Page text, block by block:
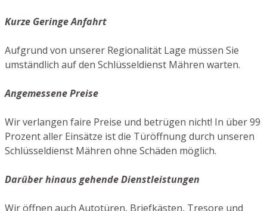
Kurze Geringe Anfahrt
Aufgrund von unserer Regionalität Lage müssen Sie
umständlich auf den Schlüsseldienst Mähren warten.
Angemessene Preise
Wir verlangen faire Preise und betrügen nicht! In über 99
Prozent aller Einsätze ist die Türöffnung durch unseren
Schlüsseldienst Mähren ohne Schäden möglich.
Darüber hinaus gehende Dienstleistungen
Wir öffnen auch Autotüren, Briefkästen, Tresore und